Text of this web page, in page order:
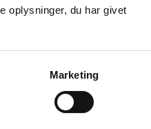
oplysninger, du har givet
Marketing
bollerne masser af fibre og